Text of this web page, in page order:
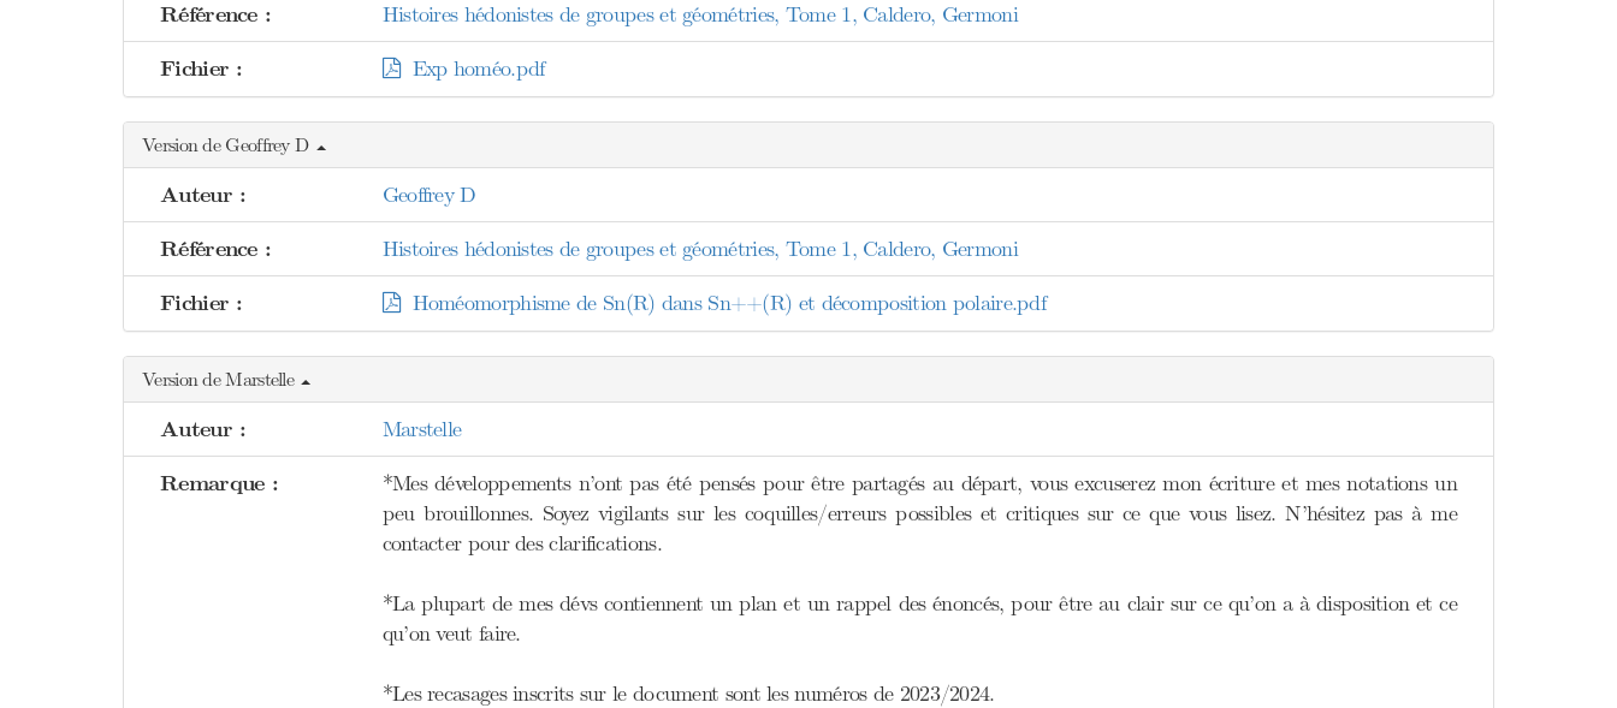
Référence : Histoires hédonistes de groupes et géométries, Tome 1, Caldero, Germoni
Fichier : Exp homéo.pdf
Version de Geoffrey D
Auteur : Geoffrey D
Référence : Histoires hédonistes de groupes et géométries, Tome 1, Caldero, Germoni
Fichier : Homéomorphisme de Sn(R) dans Sn++(R) et décomposition polaire.pdf
Version de Marstelle
Auteur : Marstelle
Remarque :
*Mes développements n’ont pas été pensés pour être partagés au départ, vous excuserez mon écriture et mes notations un
peu brouillonnes. Soyez vigilants sur les coquilles/erreurs possibles et critiques sur ce que vous lisez. N’hésitez pas à me
contacter pour des clarifications.
*La plupart de mes dévs contiennent un plan et un rappel des énoncés, pour être au clair sur ce qu’on a à disposition et ce
qu’on veut faire.
*Les recasages inscrits sur le document sont les numéros de 2023/2024.